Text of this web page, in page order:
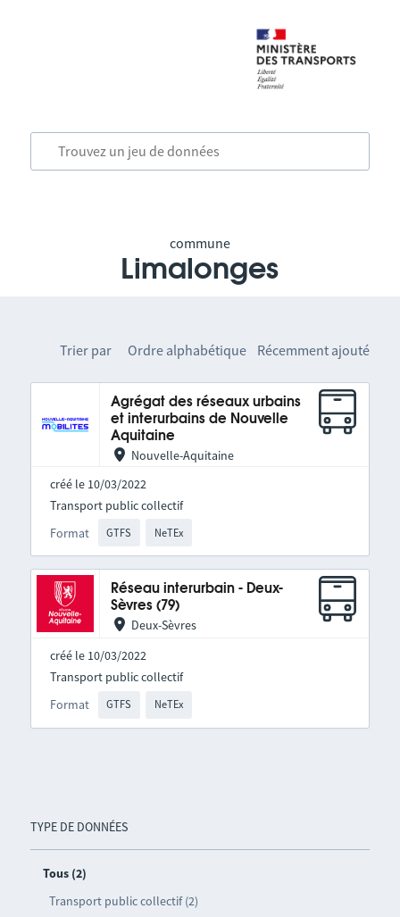
commune
Limalonges
TYPE DE DONNÉES
Tous (2)
Transport public collectif (2)
Trier par Ordre alphabétique Récemment ajouté
Agrégat des réseaux urbains
et interurbains de Nouvelle
Aquitaine
Nouvelle-Aquitaine
créé le 10/03/2022
Format GTFS NeTEx
Transport public collectif
Réseau interurbain - Deux-
Sèvres (79)
Deux-Sèvres
créé le 10/03/2022
Format GTFS NeTEx
Transport public collectif